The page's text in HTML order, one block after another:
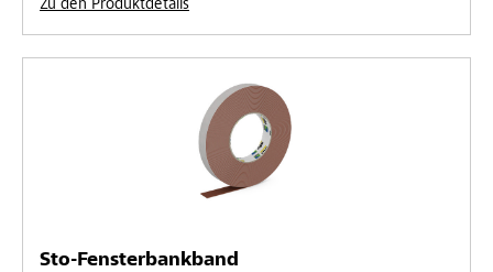
Zu den Produktdetails
Sto-Fensterbankband